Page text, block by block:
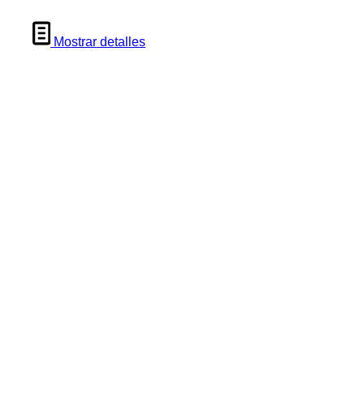
Mostrar detalles